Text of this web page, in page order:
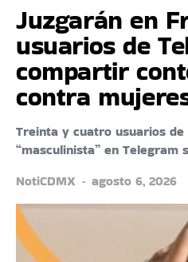
Juzgarán en
usuarios de
compartir
contra
Treinta y cuatro usuarios
“masculinista” en Telegram
NotiCDMX
agosto 6, 2026